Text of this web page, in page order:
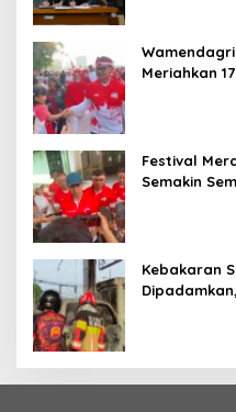
Meriahkan
Festival
Semakin
Kebakaran